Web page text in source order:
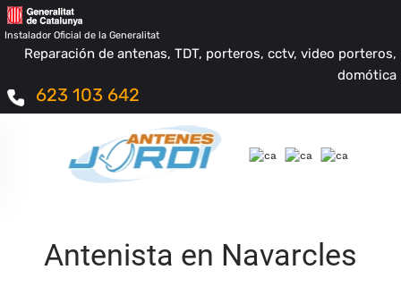
Instalador Oficial de la Generalitat
Reparación de antenas, TDT, porteros, cctv, video porteros,
domótica
623 103 642
Antenista en Navarcles